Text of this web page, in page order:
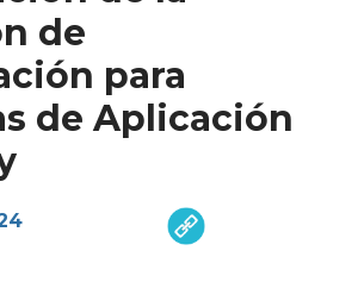
de
para
de Aplicación